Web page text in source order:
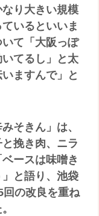
り大きい規模
いるといいま
て「大阪っぽ
てるし」と太
ますんで」と
そきん」は、
挽き肉、ニラ
ースは味噌き
と語り、池袋
回の改良を重ね